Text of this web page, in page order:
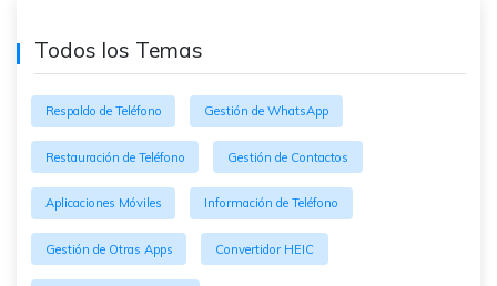
Todos los Temas
Respaldo de Teléfono Gestión de WhatsApp
Restauración de Teléfono Gestión de Contactos
Aplicaciones Móviles Información de Teléfono
Gestión de Otras Apps Convertidor HEIC